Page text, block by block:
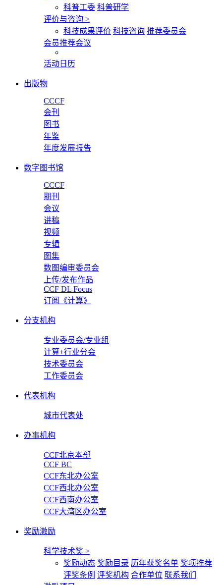
科普工委 科普研学
评价与咨询 >
科技成果评价 科技咨询 推荐委员会
会员推荐会议
活动日历
出版物
CCCF
会刊
图书
年鉴
年度发展报告
数字图书馆
CCCF
期刊
会议
讲稿
视频
专辑
图集
数图编审委员会
上传/发布作品
CCF DL Focus
订阅《计算》
分支机构
专业委员会/专业组
计算+行业分会
技术委员会
工作委员会
代表机构
城市代表处
办事机构
CCF北京本部
CCF BC
CCF东北办公室
CCF西北办公室
CCF西南办公室
CCF大湾区办公室
奖励激励
科学技术奖 >
奖励动态 奖励目录 历年获奖名单 奖项推荐
评奖条例 评奖机构 合作单位 联系我们